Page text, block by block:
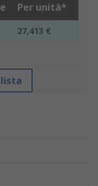
Per unità*
27,413 €